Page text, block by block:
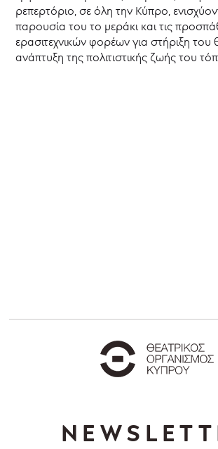
ρεπερτόριο, σε όλη την Κύπρο,
παρουσία του το μεράκι και τις
ερασιτεχνικών φορέων για στήριξη του
ανάπτυξη της πολιτιστικής ζωής του
Επιχορηγήσεις
-
ΘΥΜΕΛΗ
Νέα